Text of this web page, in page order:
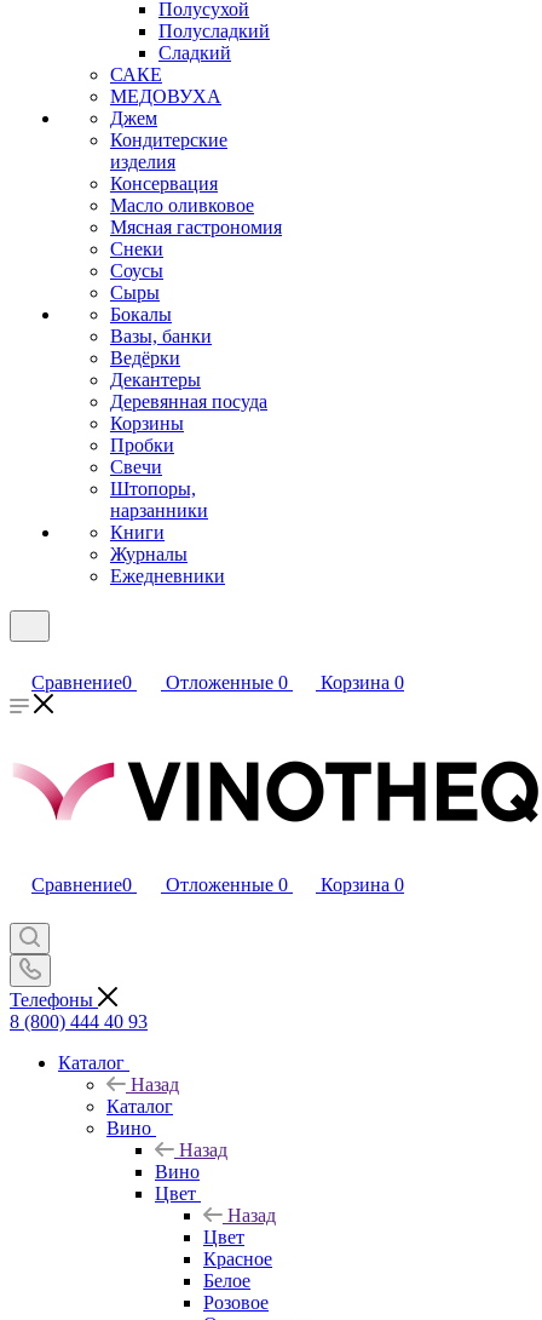
Полусухой
Полусладкий
Сладкий
САКЕ
МЕДОВУХА
Джем
Кондитерские
изделия
Консервация
Масло оливковое
Мясная гастрономия
Снеки
Соусы
Сыры
Бокалы
Вазы, банки
Ведёрки
Декантеры
Деревянная посуда
Корзины
Пробки
Свечи
Штопоры,
нарзанники
Книги
Журналы
Ежедневники
Сравнение0 Отложенные 0 Корзина 0
Сравнение0 Отложенные 0 Корзина 0
Телефоны
8 (800) 444 40 93
Каталог
Назад
Каталог
Вино
Назад
Вино
Цвет
Назад
Цвет
Красное
Белое
Розовое